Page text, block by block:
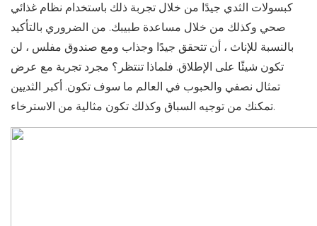
كبسولات الثدي جيدًا من خلال تجربة ذلك باستخدام نظام غذائي
صحي وكذلك من خلال مساعدة طبيبك. من الضروري بالتأكيد
بالنسبة للإناث ، أن تتحقق جيدًا وجذاب ومع صندوق مفلس ، لن
تكون شيئًا على الإطلاق. فلماذا تنتظر؟ مجرد تجربة مع عرض
تمثال نصفي والحبوب في العالم ما سوف تكون. أكبر الثديين
تمكنك من توجيه السباق وكذلك تكون مثالية من الاسترخاء.